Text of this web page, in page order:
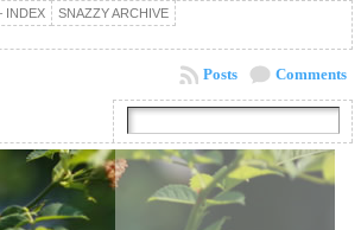
INDEX
SNAZZY ARCHIVE
Comments
Posts